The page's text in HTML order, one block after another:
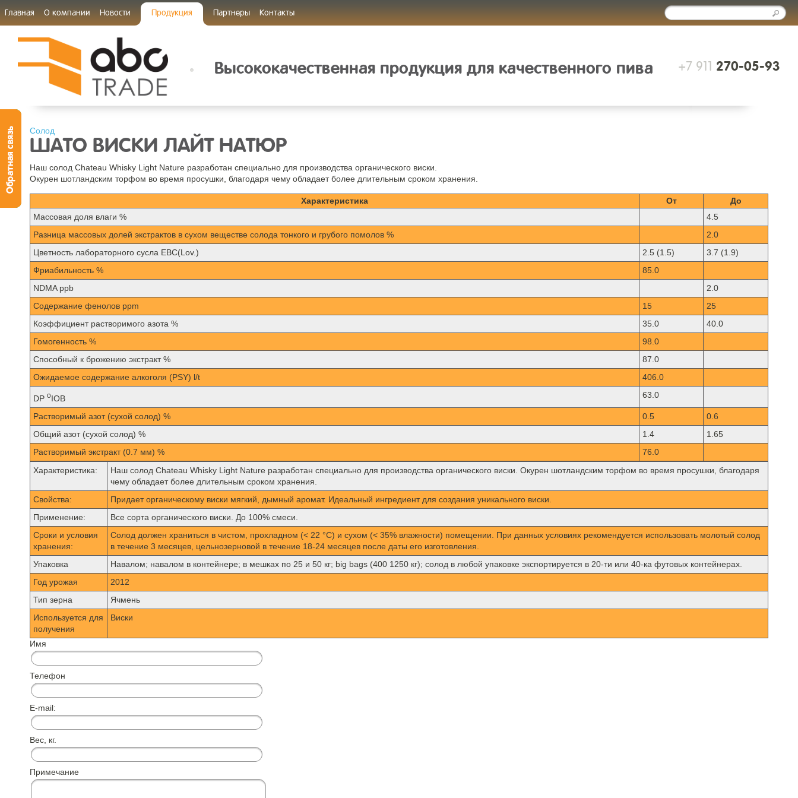
Главная О компании Новости Продукция Партнеры Контакты
Высококачественная продукция для качественного пива +7 911 270-05-93
Солод
ШАТО ВИСКИ ЛАЙТ НАТЮР
Наш солод Chateau Whisky Light Nature разработан специально для производства органического виски.
Окурен шотландским торфом во время просушки, благодаря чему обладает более длительным сроком хранения.
Характеристика От
До
Mассовая доля влаги %
4.5
Разница массовых долей экстрактов в сухом веществе солода тонкого и грубого помолов %
2.0
Цветность лабораторного сусла EBC(Lov.)
2.5 (1.5)
3.7 (1.9)
Фриабильность %
85.0
NDMA ppb
2.0
Содержание фенолов ppm
15
25
Коэффициент растворимого азота %
35.0
40.0
Гомогенность %
98.0
Способный к брожению экстракт %
87.0
Ожидаемое содержание алкоголя (PSY) l/t
406.0
DP oIOB 63.0
Растворимый азот (сухой солод) % 0.5
0.6
Общий азот (сухой солод) %
1.4
1.65
Растворимый экстракт (0.7 мм) %
76.0
Характеристика:
Наш солод Chateau Whisky Light Nature разработан специально для производства органического виски. Окурен шотландским торфом во время просушки, благодаря
чему обладает более длительным сроком хранения.
Свойства:
Придает органическому виски мягкий, дымный аромат. Идеальный ингредиент для создания уникального виски.
Применение:
Все сорта органического виски. До 100% смеси.
Сроки и условия
хранения:
Солод должен храниться в чистом, прохладном (< 22 °C) и сухом (< 35% влажности) помещении. При данных условиях рекомендуется использовать молотый солод
в течение 3 месяцев, цельнозерновой в течение 18-24 месяцев после даты его изготовления.
Упаковка
Навалом; навалом в контейнере; в мешках по 25 и 50 кг; big bags (400 1250 кг); солод в любой упаковке экспортируется в 20-ти или 40-ка футовых контейнерах.
Год урожая
2012
Тип зерна
Ячмень
Используется для
получения
Виски
Имя
Телефон
E-mail:
Вес, кг.
Примечание